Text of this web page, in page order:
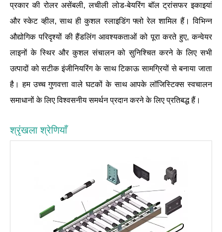
प्रकार की रोलर असेंबली, लचीली लोड-बेयरिंग बॉल ट्रांसफर इकाइयां
और स्केट व्हील, साथ ही कुशल स्लाइडिंग फ्लो रेल शामिल हैं। विभिन्न
औद्योगिक परिदृश्यों की हैंडलिंग आवश्यकताओं को पूरा करते हुए, कन्वेयर
लाइनों के स्थिर और कुशल संचालन को सुनिश्चित करने के लिए सभी
उत्पादों को सटीक इंजीनियरिंग के साथ टिकाऊ सामग्रियों से बनाया जाता
है। हम उच्च गुणवत्ता वाले घटकों के साथ आपके लॉजिस्टिक्स स्वचालन
समाधानों के लिए विश्वसनीय समर्थन प्रदान करने के लिए प्रतिबद्ध हैं।
श्रृंखला श्रेणियाँ